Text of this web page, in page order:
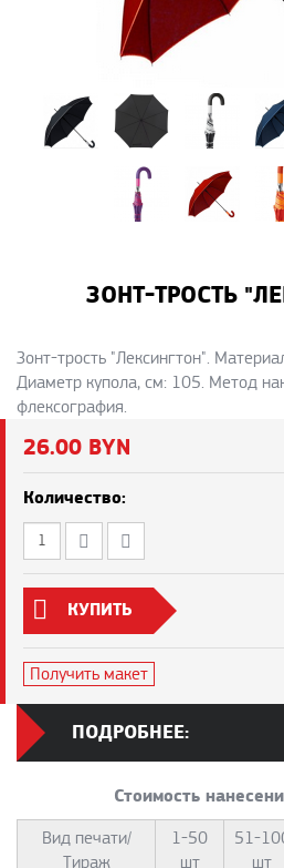
ЗОНТ-ТРОСТЬ
Зонт-трость "Лексингтон".
Диаметр купола, см: 105. Метод
флексография.
26.00 BYN
Количество:
КУПИТЬ
Получить макет
ПОДРОБНЕЕ:
Стоимость
Вид печати/
Тираж
1-50
шт
51-
шт